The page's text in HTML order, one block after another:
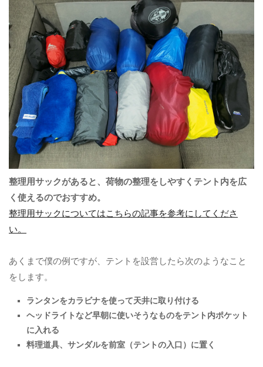
整理用サックがあると、荷物の整理をしやすくテント内を広
く使えるのでおすすめ。
整理用サックについてはこちらの記事を参考にしてくださ
い。
あくまで僕の例ですが、テントを設営したら次のようなこと
をします。
ランタンをカラビナを使って天井に取り付ける
ヘッドライトなど早朝に使いそうなものをテント内ポケット
に入れる
料理道具、サンダルを前室（テントの入口）に置く